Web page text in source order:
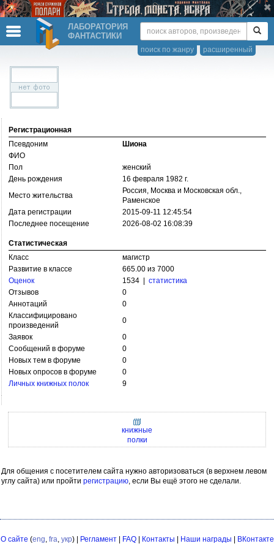
ЛАБОРАТОРИЯ
ФАНТАСТИКИ
расширенный
поиск по жанру
Регистрационная
Псевдоним
Шиона
ФИО
Пол
женский
День рождения
16 февраля 1982 г.
Место жительства
Россия, Москва и Московская обл.,
Раменское
Дата регистрации
2015-09-11 12:45:54
Последнее посещение
2026-08-02 16:08:39
Статистическая
Класс
магистр
Развитие в классе
665.00 из 7000
Оценок
1534 | статистика
Отзывов
0
Аннотаций
0
Классифицировано
произведений
0
Заявок
0
Сообщений в форуме
0
Новых тем в форуме
0
Новых опросов в форуме
0
Личных книжных полок
9
книжные
полки
Для общения с посетителем сайта нужно авторизоваться (в верхнем левом
углу сайта) или пройти регистрацию, если Вы ещё этого не сделали.
О сайте (eng, fra, укр) | Регламент| FAQ| Контакты Наши награды ВКонтакте